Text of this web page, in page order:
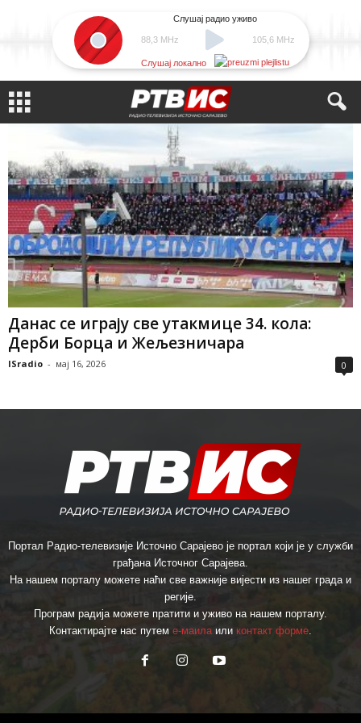
88,3 MHz
Слушај радио уживо
105,6 MHz
Слушај локално
Данас се играју све утакмице 34. кола:
Дерби Борца и Жељезничара
ISradio - мај 16, 2026 0
Портал Радио-телевизије Источно Сарајево је портал који је у служби
грађана Источног Сарајева.
На нашем порталу можете наћи све важније вијести из нашег града и
регије.
Програм радија можете пратити и уживо на нашем порталу.
Контактирајте нас путем е-маилаили контакт форме.